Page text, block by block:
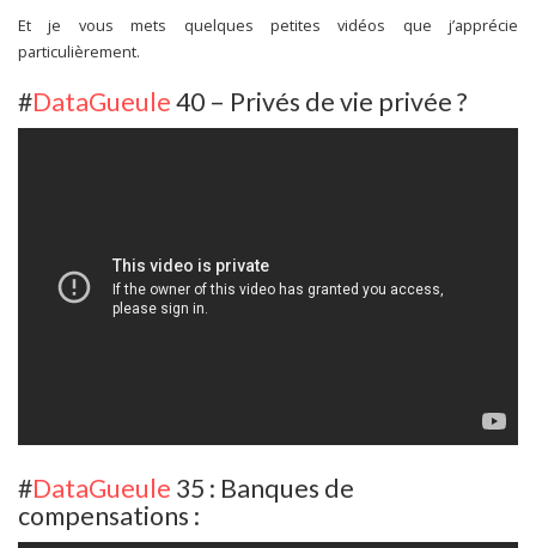
Et je vous mets quelques petites vidéos que j’apprécie
particulièrement.
#DataGueule40 – Privés de vie privée ?
#DataGueule 35 : Banques de
compensations :